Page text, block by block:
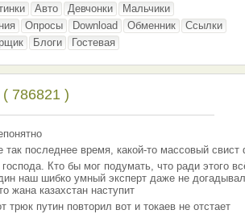
Авто Девчонки
Мальчики
Опросы Download Обменник
Ссылки
Блоги Гостевая
786821 )
так последнее время, какой-то массовый свист
Кто бы мог подумать, что ради этого
наш шибко умный эксперт даже не
жана казахстан наступит
трюк путин повторил вот и токаев не отстает